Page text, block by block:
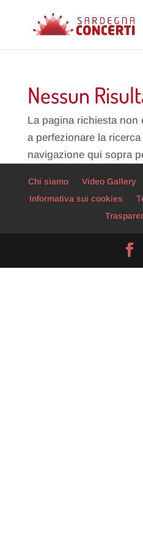
Nessun
La pagina richiesta non
a perfezionare la
navigazione qui sopra
Chi siamo Video Gallery
Informativa sui cookies